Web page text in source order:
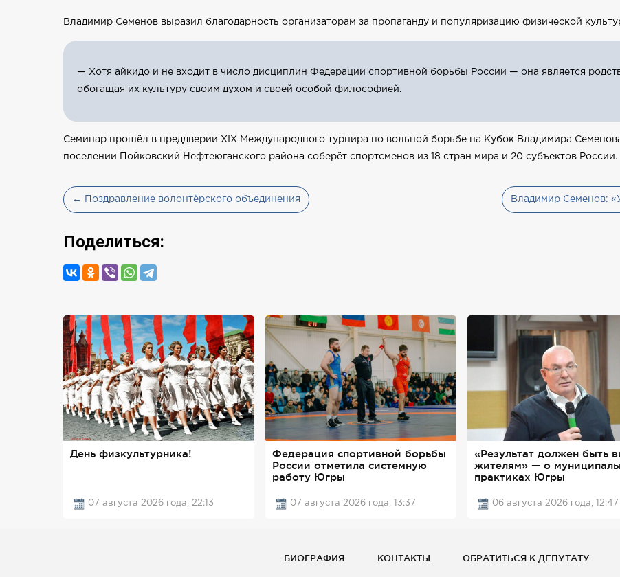
Владимир Семенов выразил благодарность организаторам за пропаганду и популяризацию физической
— Хотя айкидо и не входит в число дисциплин Федерации спортивной борьбы России — она является
обогащая их культуру своим духом и своей особой философией.
Семинар прошёл в преддверии XIX Международного турнира по вольной борьбе на Кубок Владимира
поселении Пойковский Нефтеюганского района соберёт спортсменов из 18 стран мира и 20 субъектов России.
← Поздравление волонтёрского объединения Владимир Семенов:
Поделиться:
День физкультурника!
07 августа 2026 года, 22:13
Федерация спортивной борьбы
России отметила системную
работу Югры
07 августа 2026 года, 13:37
«Результат должен быть
жителям» — о
практиках Югры
06 августа 2026 года, 12:47
БИОГРАФИЯ КОНТАКТЫ ОБРАТИТЬСЯ К ДЕПУТАТУ